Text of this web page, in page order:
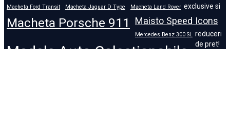
Macheta Ford Transit Macheta Jaguar D Type Macheta Land Rover
Macheta Porsche 911 Maisto Speed Icons
Mercedes Benz 300 SL
Modele Auto Colecționabile.
exclusive si
reduceri
de pret!